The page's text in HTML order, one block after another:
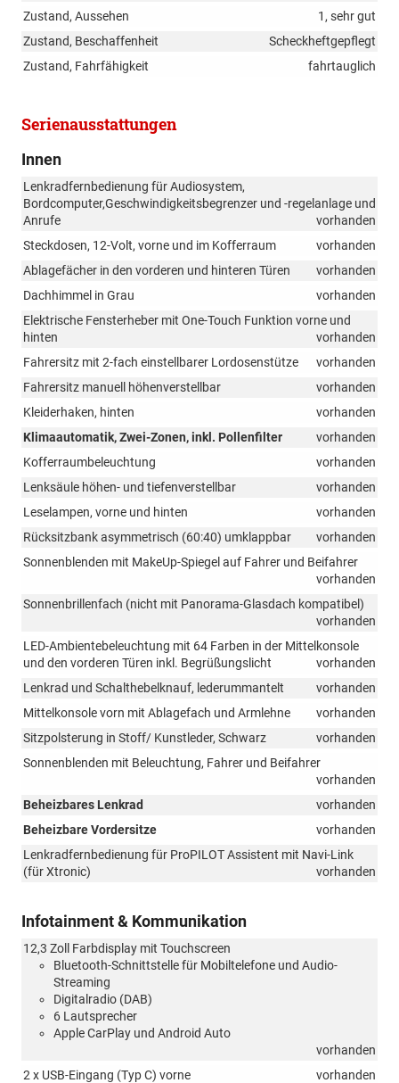
Zustand, Aussehen
1, sehr gut
Zustand, Beschaffenheit
Scheckheftgepflegt
Zustand, Fahrfähigkeit
fahrtauglich
Serienausstattungen
Innen
Lenkradfernbedienung für Audiosystem,
Bordcomputer,Geschwindigkeitsbegrenzer und -regelanlage und
Anrufe
vorhanden
Steckdosen, 12-Volt, vorne und im Kofferraum
vorhanden
Ablagefächer in den vorderen und hinteren Türen
vorhanden
Dachhimmel in Grau
vorhanden
Elektrische Fensterheber mit One-Touch Funktion vorne und
hinten
vorhanden
Fahrersitz mit 2-fach einstellbarer Lordosenstütze
vorhanden
Fahrersitz manuell höhenverstellbar
vorhanden
Kleiderhaken, hinten
vorhanden
Klimaautomatik, Zwei-Zonen, inkl. Pollenfilter
vorhanden
Kofferraumbeleuchtung
vorhanden
Lenksäule höhen- und tiefenverstellbar
vorhanden
Leselampen, vorne und hinten
vorhanden
Rücksitzbank asymmetrisch (60:40) umklappbar
vorhanden
Sonnenblenden mit MakeUp-Spiegel auf Fahrer und Beifahrer
vorhanden
Sonnenbrillenfach (nicht mit Panorama-Glasdach kompatibel)
vorhanden
LED-Ambientebeleuchtung mit 64 Farben in der Mittelkonsole
und den vorderen Türen inkl. Begrüßungslicht
vorhanden
Lenkrad und Schalthebelknauf, lederummantelt
vorhanden
Mittelkonsole vorn mit Ablagefach und Armlehne
vorhanden
Sitzpolsterung in Stoff/ Kunstleder, Schwarz
vorhanden
Sonnenblenden mit Beleuchtung, Fahrer und Beifahrer
vorhanden
Beheizbares Lenkrad
vorhanden
Beheizbare Vordersitze
vorhanden
Lenkradfernbedienung für ProPILOT Assistent mit Navi-Link
(für Xtronic)
vorhanden
Infotainment & Kommunikation
12,3 Zoll Farbdisplay mit Touchscreen
Bluetooth-Schnittstelle für Mobiltelefone und Audio-
Streaming
Digitalradio (DAB)
6 Lautsprecher
Apple CarPlay und Android Auto
vorhanden
2 x USB-Eingang (Typ C) vorne
vorhanden